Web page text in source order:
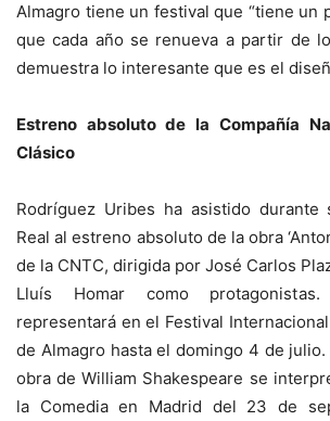
Almagro tiene un festival que “tiene un
que cada año se renueva a partir de
demuestra lo interesante que es el
Estreno absoluto de la Compañía
Clásico
Rodríguez Uribes ha asistido durante
Real al estreno absoluto de la obra
de la CNTC, dirigida por José Carlos
Lluís Homar como
representará en el Festival
de Almagro hasta el domingo 4 de
obra de William Shakespeare se
la Comedia en Madrid del 23 de